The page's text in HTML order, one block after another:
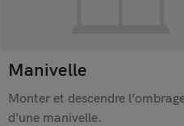
Manivelle
Monter et descendre
d'une manivelle.